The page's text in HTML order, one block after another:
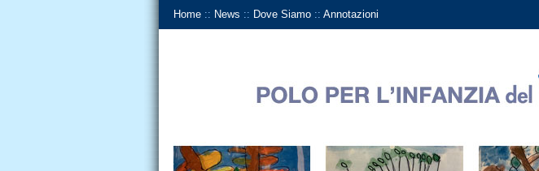
Home :: News :: Dove Siamo :: Annotazioni